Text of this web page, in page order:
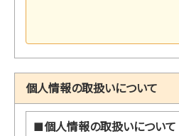
個人情報の取扱いについて
■個人情報の取扱いについて